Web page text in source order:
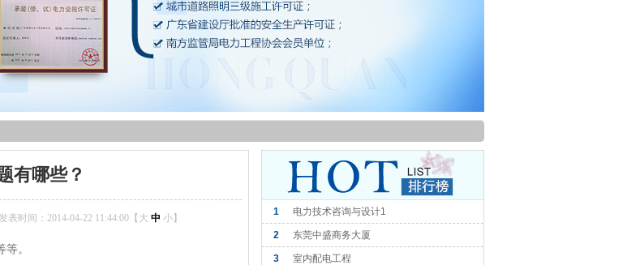
有哪些？
表时间：2014-04-22 11:44:00【 大 中 小】
。
1 电力技术咨询与设计1
2 东莞中盛商务大厦
3 室内配电工程